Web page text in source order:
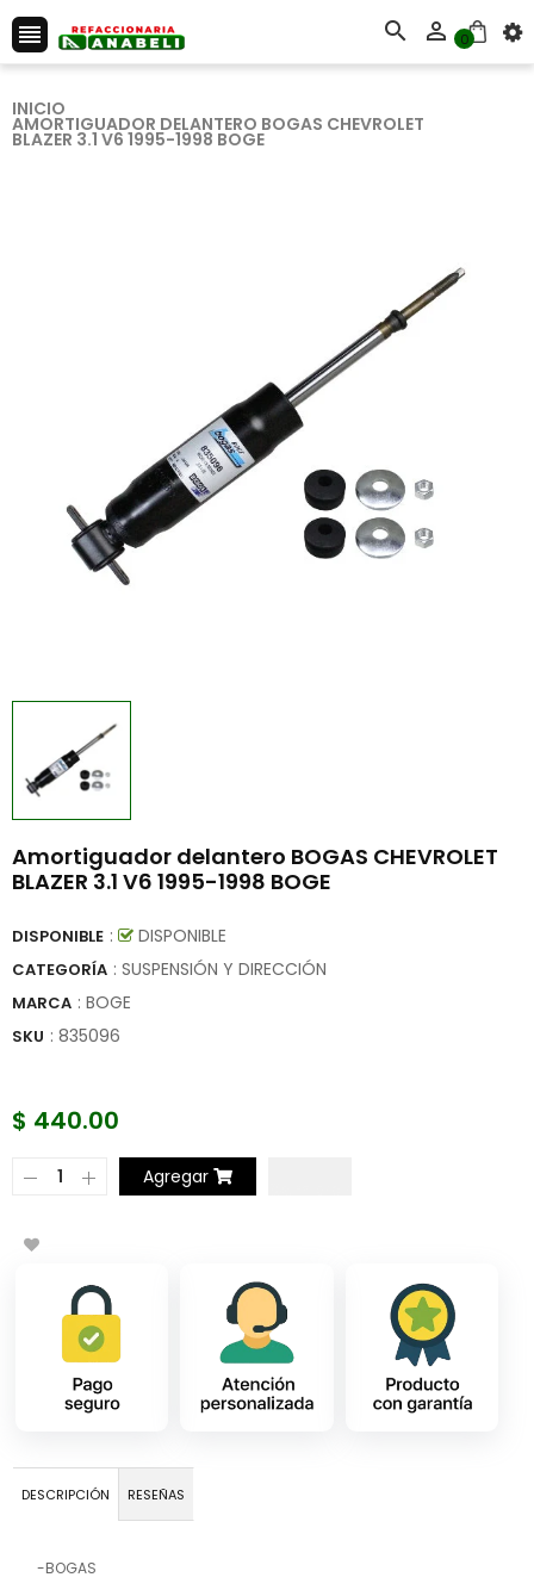
   0
INICIO
AMORTIGUADOR DELANTERO BOGAS CHEVROLET
BLAZER 3.1 V6 1995-1998 BOGE
Amortiguador delantero BOGAS CHEVROLET
BLAZER 3.1 V6 1995-1998 BOGE
DISPONIBLE : DISPONIBLE
CATEGORÍA : SUSPENSIÓN Y DIRECCIÓN
MARCA : BOGE
SKU : 835096
$ 440.00
Agregar
DESCRIPCIÓN RESEÑAS
-BOGAS